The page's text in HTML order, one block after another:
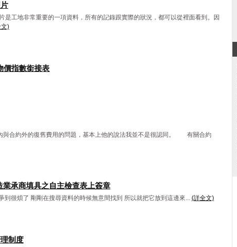
工地非常重要的一項資料，所有的記錄跟實際的狀況，都可以從裡面看到。因
)
價指數銜接表
合約外的復舊費用的問題，基本上他的說法我並不是很認同。 有關合約
承商填具之自主檢查表上簽章
到很煩了 剛剛在搜尋資料的時候無意間找到 所以就把它放到這邊來... (詳全文)
制度